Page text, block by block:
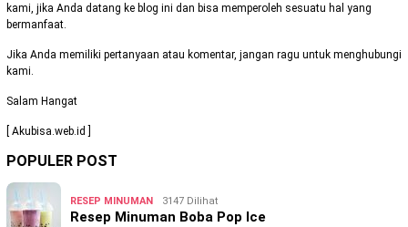
kami, jika Anda datang ke blog ini dan bisa memperoleh sesuatu hal yang
bermanfaat.
Jika Anda memiliki pertanyaan atau komentar, jangan ragu untuk menghubungi
kami.
Salam Hangat
[ Akubisa.web.id ]
POPULER POST
RESEP MINUMAN 3147 Dilihat
Resep Minuman Boba Pop Ice